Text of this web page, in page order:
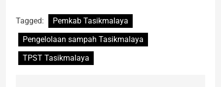
Tagged:
Pemkab Tasikmalaya
Pengelolaan sampah Tasikmalaya
TPST Tasikmalaya